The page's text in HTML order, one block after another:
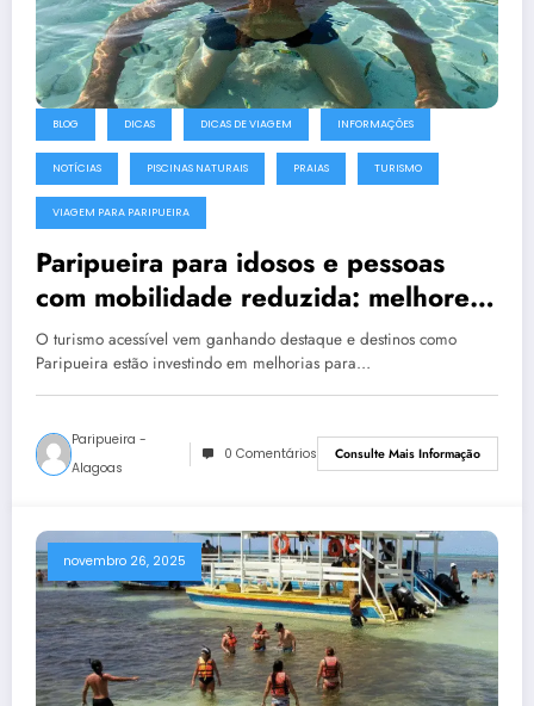
BLOG DICAS DICAS DE VIAGEM INFORMAÇÕES
NOTÍCIAS PISCINAS NATURAIS PRAIAS TURISMO
VIAGEM PARA PARIPUEIRA
Paripueira para idosos e pessoas
com mobilidade reduzida: melhores
pontos, acessos e dicas
O turismo acessível vem ganhando destaque e destinos como
Paripueira estão investindo em melhorias para…
Paripueira -
Alagoas
0 Comentários Consulte Mais Informação
novembro 26, 2025